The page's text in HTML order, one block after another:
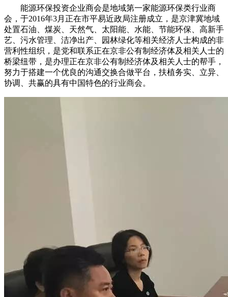
能源环保投资企业商会是地域第一家能源环保类行业商
会，于2016年3月正在市平易近政局注册成立，是京津冀地域
处置石油、煤炭、天然气、太阳能、水能、节能环保、高新手
艺、污水管理、洁净出产、园林绿化等相关经济人士构成的非
营利性组织，是党和联系正在京非公有制经济体及相关人士的
桥梁纽带，是办理正在京非公有制经济体及相关人士的帮手，
努力于搭建一个优良的沟通交换合做平台，扶植务实、立异、
协调、共赢的具有中国特色的行业商会。